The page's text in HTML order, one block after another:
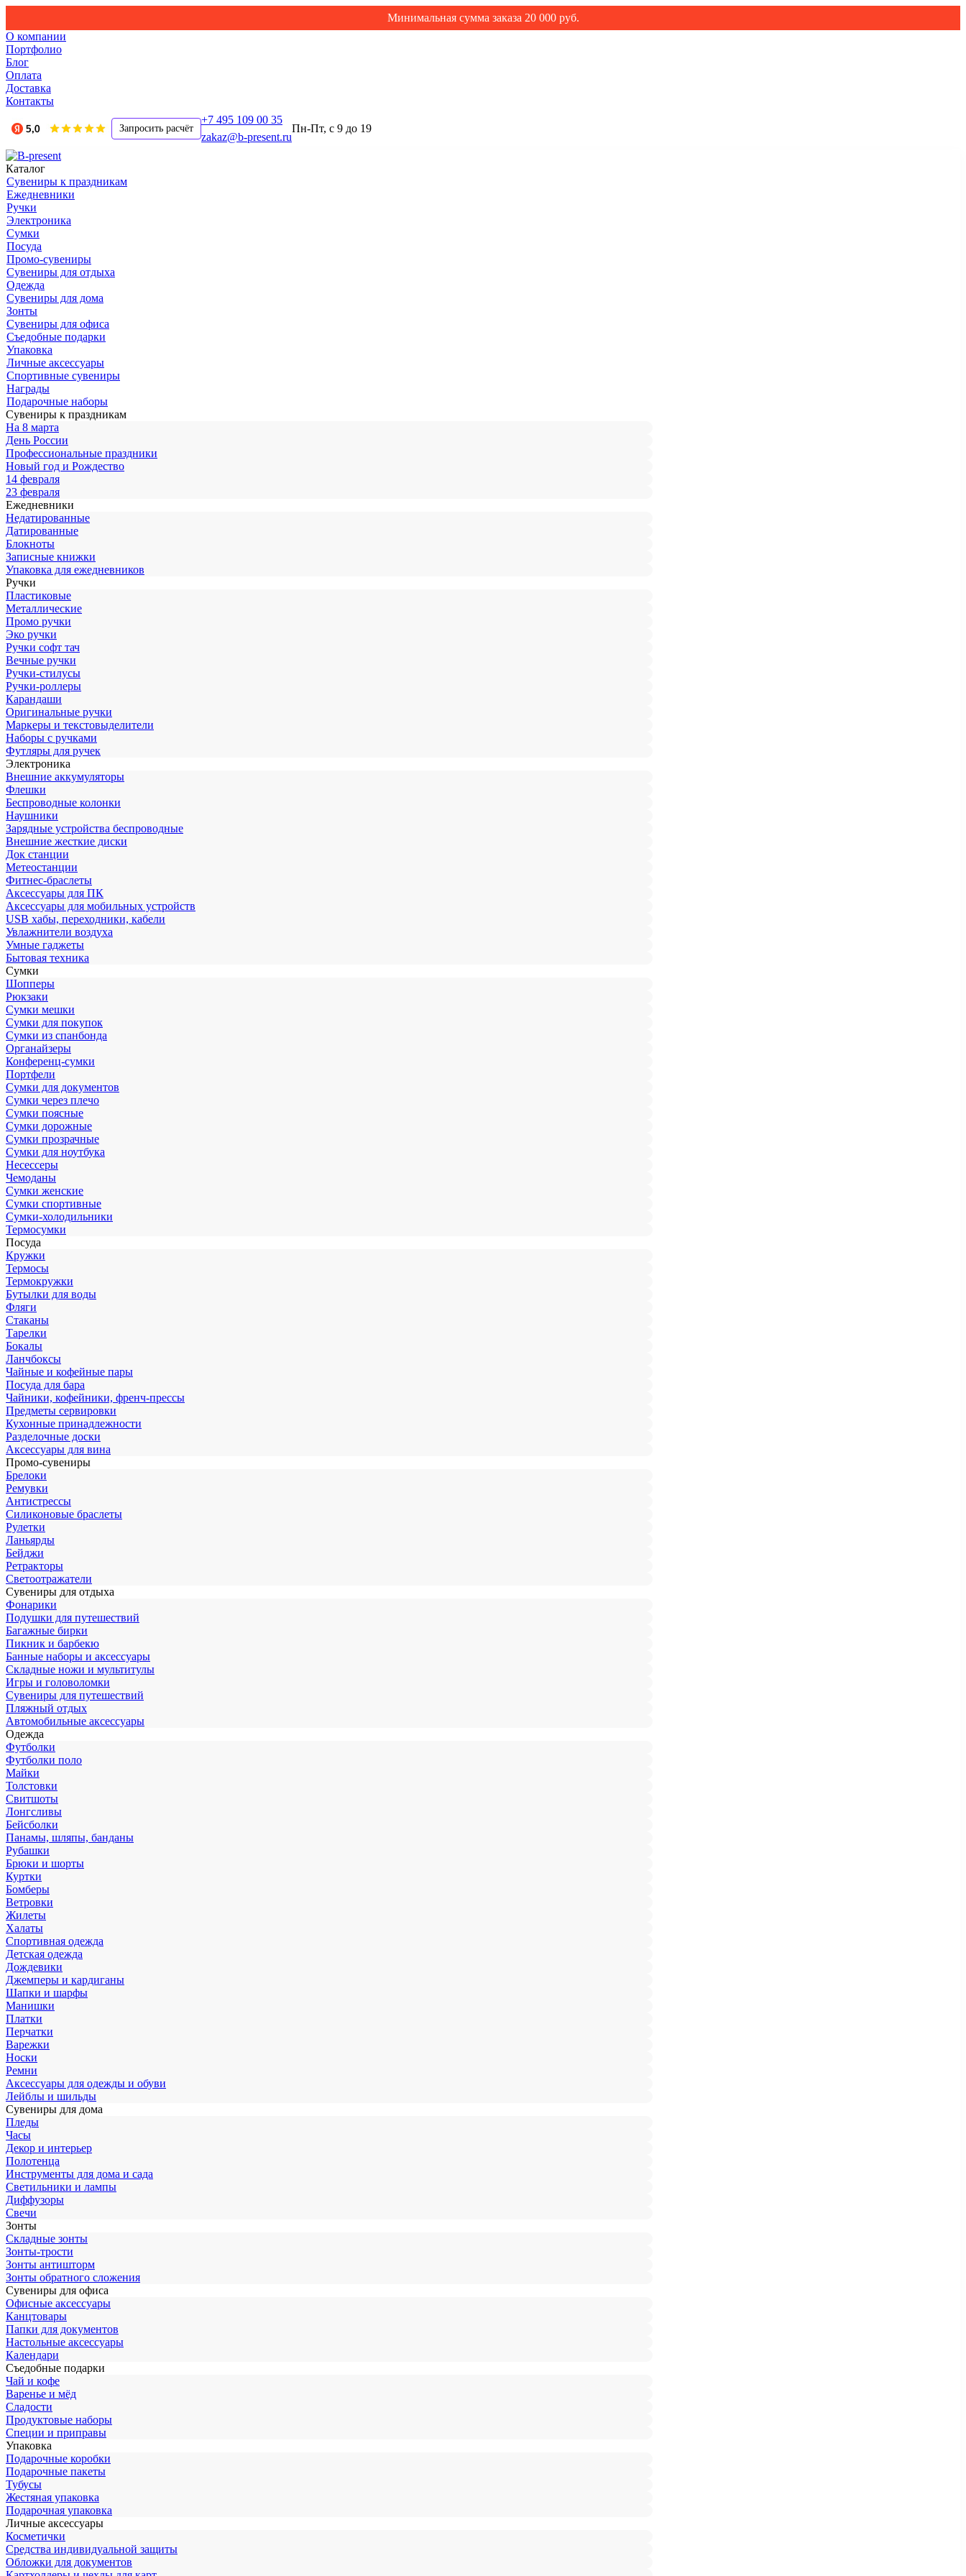
Минимальная сумма заказа 20 000 руб.
О компании
Портфолио
Блог
Оплата
Доставка
Контакты
Запросить расчёт
+7 495 109 00 35
zakaz@b-present.ru
Пн-Пт, с 9 до 19
Каталог
Сувениры к праздникам
Ежедневники
Ручки
Электроника
Сумки
Посуда
Промо-сувениры
Сувениры для отдыха
Одежда
Сувениры для дома
Зонты
Сувениры для офиса
Съедобные подарки
Упаковка
Личные аксессуары
Спортивные сувениры
Награды
Подарочные наборы
Сувениры к праздникам
На 8 марта
День России
Профессиональные праздники
Новый год и Рождество
14 февраля
23 февраля
Ежедневники
Недатированные
Датированные
Блокноты
Записные книжки
Упаковка для ежедневников
Ручки
Пластиковые
Металлические
Промо ручки
Эко ручки
Ручки софт тач
Вечные ручки
Ручки-стилусы
Ручки-роллеры
Карандаши
Оригинальные ручки
Маркеры и текстовыделители
Наборы с ручками
Футляры для ручек
Электроника
Внешние аккумуляторы
Флешки
Беспроводные колонки
Наушники
Зарядные устройства беспроводные
Внешние жесткие диски
Док станции
Метеостанции
Фитнес-браслеты
Аксессуары для ПК
Аксессуары для мобильных устройств
USB хабы, переходники, кабели
Увлажнители воздуха
Умные гаджеты
Бытовая техника
Сумки
Шопперы
Рюкзаки
Сумки мешки
Сумки для покупок
Сумки из спанбонда
Органайзеры
Конференц-сумки
Портфели
Сумки для документов
Сумки через плечо
Сумки поясные
Сумки дорожные
Сумки прозрачные
Сумки для ноутбука
Несессеры
Чемоданы
Сумки женские
Сумки спортивные
Сумки-холодильники
Термосумки
Посуда
Кружки
Термосы
Термокружки
Бутылки для воды
Фляги
Стаканы
Тарелки
Бокалы
Ланчбоксы
Чайные и кофейные пары
Посуда для бара
Чайники, кофейники, френч-прессы
Предметы сервировки
Кухонные принадлежности
Разделочные доски
Аксессуары для вина
Промо-сувениры
Брелоки
Ремувки
Антистрессы
Силиконовые браслеты
Рулетки
Ланьярды
Бейджи
Ретракторы
Светоотражатели
Сувениры для отдыха
Фонарики
Подушки для путешествий
Багажные бирки
Пикник и барбекю
Банные наборы и аксессуары
Складные ножи и мультитулы
Игры и головоломки
Сувениры для путешествий
Пляжный отдых
Автомобильные аксессуары
Одежда
Футболки
Футболки поло
Майки
Толстовки
Свитшоты
Лонгсливы
Бейсболки
Панамы, шляпы, банданы
Рубашки
Брюки и шорты
Куртки
Бомберы
Ветровки
Жилеты
Халаты
Спортивная одежда
Детская одежда
Дождевики
Джемперы и кардиганы
Шапки и шарфы
Манишки
Платки
Перчатки
Варежки
Носки
Ремни
Аксессуары для одежды и обуви
Лейблы и шильды
Сувениры для дома
Пледы
Часы
Декор и интерьер
Полотенца
Инструменты для дома и сада
Светильники и лампы
Диффузоры
Свечи
Зонты
Складные зонты
Зонты-трости
Зонты антишторм
Зонты обратного сложения
Сувениры для офиса
Офисные аксессуары
Канцтовары
Папки для документов
Настольные аксессуары
Календари
Съедобные подарки
Чай и кофе
Варенье и мёд
Сладости
Продуктовые наборы
Специи и приправы
Упаковка
Подарочные коробки
Подарочные пакеты
Тубусы
Жестяная упаковка
Подарочная упаковка
Личные аксессуары
Косметички
Средства индивидуальной защиты
Обложки для документов